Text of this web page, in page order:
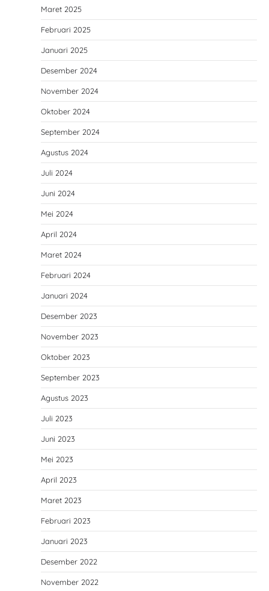
Maret 2025
Februari 2025
Januari 2025
Desember 2024
November 2024
Oktober 2024
September 2024
Agustus 2024
Juli 2024
Juni 2024
Mei 2024
April 2024
Maret 2024
Februari 2024
Januari 2024
Desember 2023
November 2023
Oktober 2023
September 2023
Agustus 2023
Juli 2023
Juni 2023
Mei 2023
April 2023
Maret 2023
Februari 2023
Januari 2023
Desember 2022
November 2022